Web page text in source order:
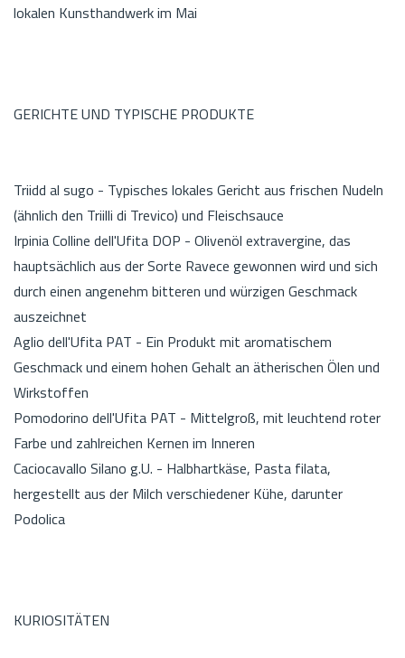
lokalen Kunsthandwerk im Mai
GERICHTE UND TYPISCHE PRODUKTE
Triidd al sugo - Typisches lokales Gericht aus frischen Nudeln
(ähnlich den Triilli di Trevico) und Fleischsauce
Irpinia Colline dell'Ufita DOP - Olivenöl extravergine, das
hauptsächlich aus der Sorte Ravece gewonnen wird und sich
durch einen angenehm bitteren und würzigen Geschmack
auszeichnet
Aglio dell'Ufita PAT - Ein Produkt mit aromatischem
Geschmack und einem hohen Gehalt an ätherischen Ölen und
Wirkstoffen
Pomodorino dell'Ufita PAT - Mittelgroß, mit leuchtend roter
Farbe und zahlreichen Kernen im Inneren
Caciocavallo Silano g.U. - Halbhartkäse, Pasta filata,
hergestellt aus der Milch verschiedener Kühe, darunter
Podolica
KURIOSITÄTEN